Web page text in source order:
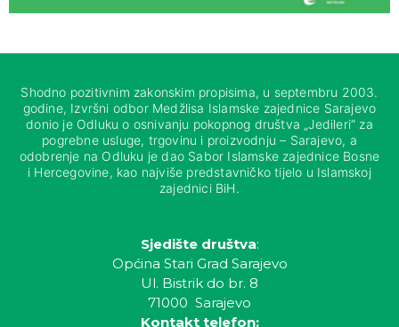
Shodno pozitivnim zakonskim propisima, u septembru 2003.
godine, Izvršni odbor Medžlisa Islamske zajednice Sarajevo
donio je Odluku o osnivanju pokopnog društva „Jedileri“ za
pogrebne usluge, trgovinu i proizvodnju – Sarajevo, a
odobrenje na Odluku je dao Sabor Islamske zajednice Bosne
i Hercegovine, kao najviše predstavničko tijelo u Islamskoj
zajednici BiH.
Sjedište društva:
Općina Stari Grad Sarajevo
Ul. Bistrik do br. 8
71000 Sarajevo
Kontakt telefon: